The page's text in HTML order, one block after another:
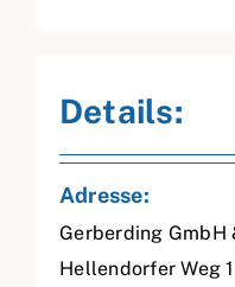
Details:
Adresse:
Gerberding GmbH
Hellendorfer Weg